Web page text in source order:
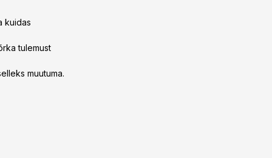
kuidas
tulemust
muutuma.